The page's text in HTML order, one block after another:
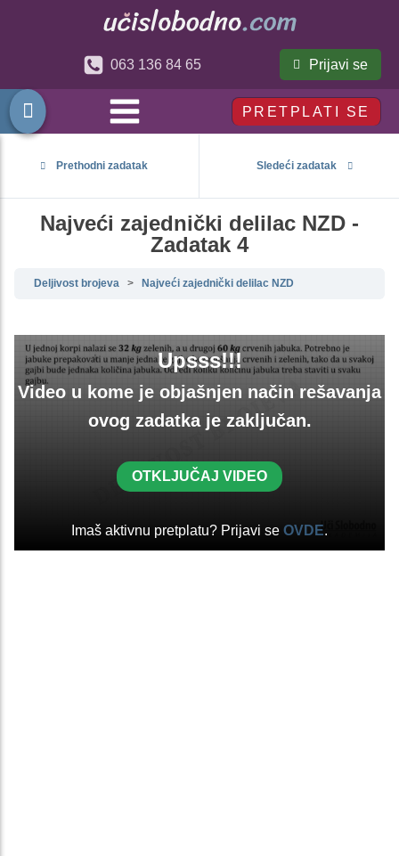
063 136 84 65 Prijavi se
PRETPLATI SE
Prethodni zadatak Sledeći zadatak
Najveći zajednički delilac NZD -
Zadatak 4
Deljivost brojeva Najveći zajednički delilac NZD
Upsss!!!
Video u kome je objašnjen način rešavanja
ovog zadatka je zaključan.
OTKLJUČAJ VIDEO
Imaš aktivnu pretplatu? Prijavi se OVDE.